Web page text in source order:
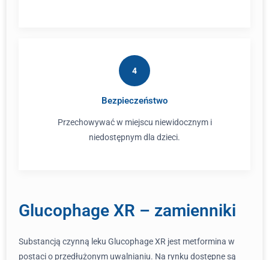
4
Bezpieczeństwo
Przechowywać w miejscu niewidocznym i
niedostępnym dla dzieci.
Glucophage XR – zamienniki
Substancją czynną leku Glucophage XR jest metformina w
postaci o przedłużonym uwalnianiu. Na rynku dostępne są